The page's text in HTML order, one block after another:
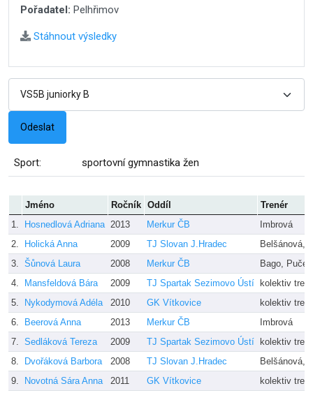
Pořadatel: Pelhřimov
Stáhnout výsledky
Sport: sportovní gymnastika žen
Jméno Ročník Oddíl
Trenér
1.
Hosnedlová Adriana 2013 Merkur ČB
Imbrová
2.
Holická Anna 2009 TJ Slovan J.Hradec
Belšánová,
3. Šůnová Laura 2008 Merkur ČB
Bago,
4.
Mansfeldová Bára 2009 TJ Spartak Sezimovo Ústí
kolektiv
5.
Nykodymová Adéla 2010 GK Vítkovice
kolektiv
6.
Beerová Anna 2013 Merkur ČB
Imbrová
7. Sedláková Tereza 2009 TJ Spartak Sezimovo Ústí
kolektiv
8.
Dvořáková Barbora 2008 TJ Slovan J.Hradec
9.
Novotná Sára Anna 2011 GK Vítkovice kolektiv